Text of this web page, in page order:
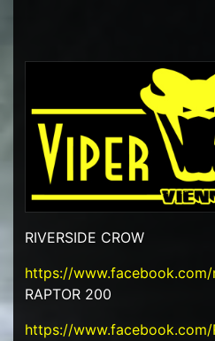
RIVERSIDE CROW
https://
RAPTOR 200
https://